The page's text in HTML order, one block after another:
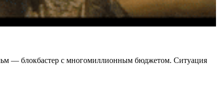
— блокбастер с многомиллионным бюджетом. Ситуация